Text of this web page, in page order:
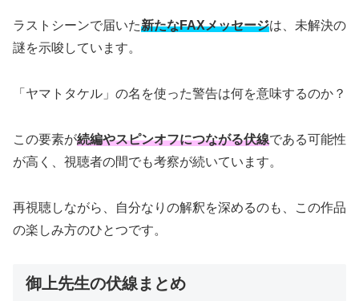
ラストシーンで届いた新たなFAXメッセージは、未解決の
謎を示唆しています。
「ヤマトタケル」の名を使った警告は何を意味するのか？
この要素が続編やスピンオフにつながる伏線である可能性
が高く、視聴者の間でも考察が続いています。
再視聴しながら、自分なりの解釈を深めるのも、この作品
の楽しみ方のひとつです。
御上先生の伏線まとめ